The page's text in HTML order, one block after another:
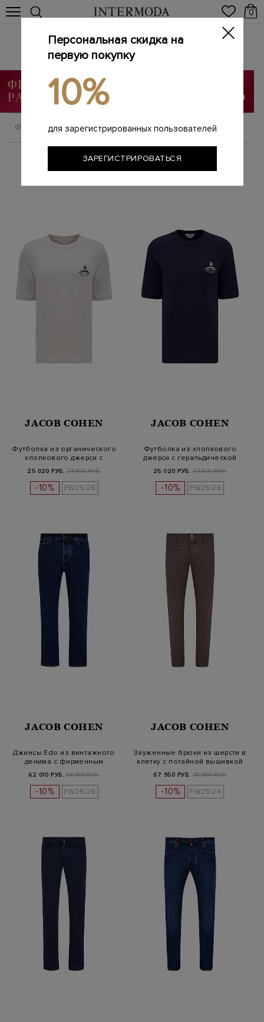
0
JACOB COHEN
Главная / Мужчинам / Бренды
ФИЛЬТРОВАТЬ СОРТИРОВАТЬ
JACOB COHEN
Футболка из органического
хлопкового джерси с
25 020 РУБ. 27 800 РУБ.
-10% FW25/26
JACOB COHEN
Футболка из хлопкового
джерси с геральдической
25 020 РУБ. 27 800 РУБ.
-10% FW25/26
JACOB COHEN
Джинсы Edo из винтажного
денима с фирменным
62 010 РУБ. 68 900 РУБ.
-10% FW25/26
JACOB COHEN
Зауженные брюки из шерсти в
клетку с потайной вышивкой
67 950 РУБ. 75 500 РУБ.
-10% FW25/26
Персональная скидка на
первую покупку
10%
для зарегистрированных пользователей
ЗАРЕГИСТРИРОВАТЬСЯ